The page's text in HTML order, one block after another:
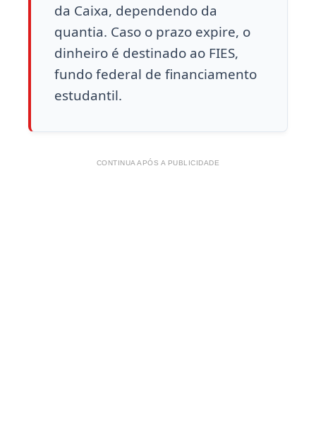
da Caixa, dependendo da
quantia. Caso o prazo expire, o
dinheiro é destinado ao FIES,
fundo federal de financiamento
estudantil.
CONTINUA APÓS A PUBLICIDADE